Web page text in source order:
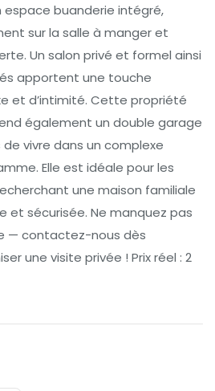
espace buanderie intégré,
sur la salle à manger et
Un salon privé et formel ainsi
apportent une touche
et d’intimité. Cette propriété
également un double garage
vivre dans un complexe
Elle est idéale pour les
une maison familiale
et sécurisée. Ne manquez pas
— contactez-nous dès
une visite privée ! Prix réel : 2